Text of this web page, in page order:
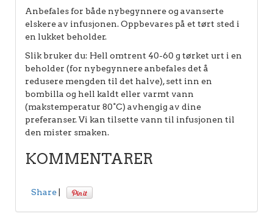
Anbefales for både nybegynnere og avanserte
elskere av infusjonen. Oppbevares på et tørt sted i
en lukket beholder.
Slik bruker du: Hell omtrent 40-60 g tørket urt i en
beholder (for nybegynnere anbefales det å
redusere mengden til det halve), sett inn en
bombilla og hell kaldt eller varmt vann
(makstemperatur 80°C) avhengig av dine
preferanser. Vi kan tilsette vann til infusjonen til
den mister smaken.
KOMMENTARER
Share